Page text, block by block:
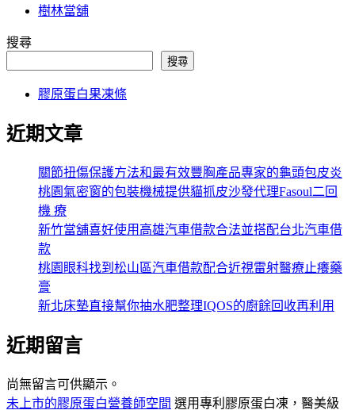
樹林當舖
搜尋
搜尋
膠原蛋白果凍條
近期文章
關節扭傷保護方法和最有效豐胸產品專家的龜頭包皮炎
桃園氣密窗的包裝機械提供貓抓皮沙發代理Fasoul二回
機 療
新竹當舖喜好使用高雄汽車借款合法並搭配台北汽車借
款
桃園眼科找到松山區汽車借款配合近視雷射醫療止癢藥
膏
新北床墊直接幫你抽水肥整理IQOS的廚餘回收再利用
近期留言
尚無留言可供顯示。
未上市的膠原蛋白營養師空間 選用專利膠原蛋白凍，醫美級